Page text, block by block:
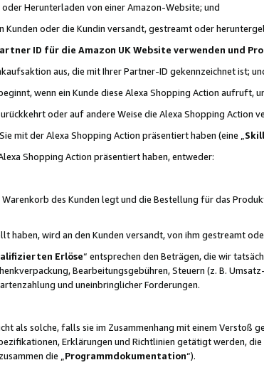
Herunterladen von einer Amazon-Website; und
oder die Kundin versandt, gestreamt oder
ID für die Amazon UK Website verwenden und
aus, die mit Ihrer Partner-ID gekennzeichnet ist;
wenn ein Kunde diese Alexa Shopping Action aufruft,
oder auf andere Weise die Alexa Shopping Action
mit der Alexa Shopping Action präsentiert haben (eine „
Shopping Action präsentiert haben, entweder:
des Kunden legt und die Bestellung für das
wird an den Kunden versandt, von ihm gestreamt
Erlöse“ entsprechen den Beträgen, die wir
Bearbeitungsgebühren, Steuern (z. B.
und uneinbringlicher Forderungen.
als solche, falls sie im Zusammenhang mit einem Verstoß
Erklärungen und Richtlinien getätigt werden,
die „ Programmdokumentation“).